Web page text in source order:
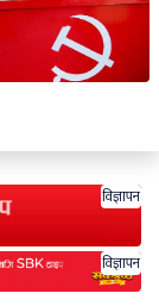
विज्ञापन
विज्ञापन